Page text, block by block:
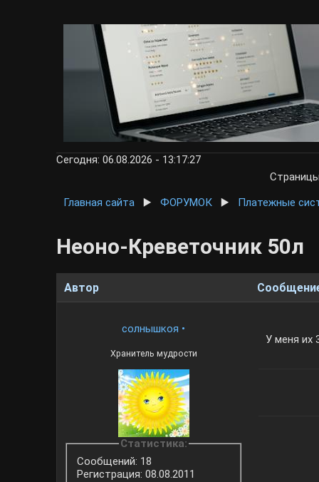
Сегодня: 06.08.2026 - 13:17:27
Главная сайта
▶️ФОРУМОК ▶️ Платежные
Неоно-Креветочник 50л
Автор
солнышкоя •
Хранитель мудрости
Статистика:
Сообщений: 18
Регистрация: 08.08.2011
У меня их